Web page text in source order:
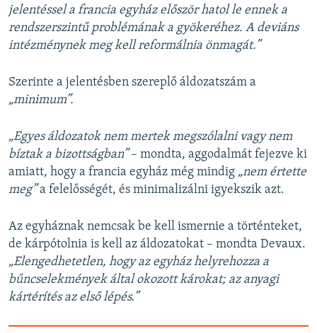
jelentéssel a francia egyház először hatol le ennek a
rendszerszintű problémának a gyökeréhez. A deviáns
intézménynek meg kell reformálnia önmagát.”
Szerinte a jelentésben szereplő áldozatszám a
„minimum”.
„Egyes áldozatok nem mertek megszólalni vagy nem
bíztak a bizottságban”– mondta, aggodalmát fejezve ki
amiatt, hogy a francia egyház még mindig „nem értette
meg”a felelősségét, és minimalizálni igyekszik azt.
Az egyháznak nemcsak be kell ismernie a történteket,
de kárpótolnia is kell az áldozatokat – mondta Devaux.
„Elengedhetetlen, hogy az egyház helyrehozza a
bűncselekmények által okozott károkat; az anyagi
kártérítés az első lépés.”